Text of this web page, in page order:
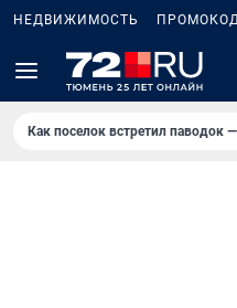
НЕДВИЖИМОСТЬ
Как поселок встретил паводок